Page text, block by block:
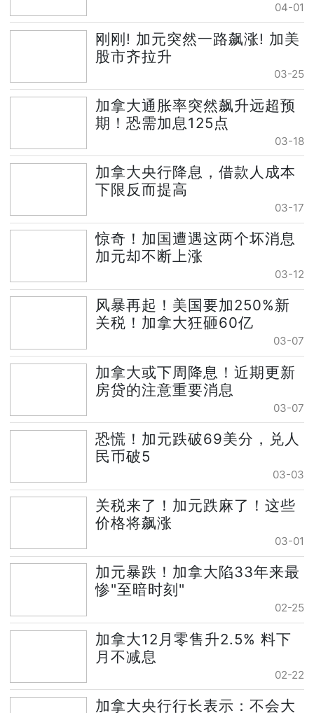
04-01
刚刚! 加元突然一路飙涨! 加美
股市齐拉升
03-25
加拿大通胀率突然飙升远超预
期！恐需加息125点
03-18
加拿大央行降息，借款人成本
下限反而提高
03-17
惊奇！加国遭遇这两个坏消息
加元却不断上涨
03-12
风暴再起！美国要加250%新
关税！加拿大狂砸60亿
03-07
加拿大或下周降息！近期更新
房贷的注意重要消息
03-07
恐慌！加元跌破69美分，兑人
民币破5
03-03
关税来了！加元跌麻了！这些
价格将飙涨
03-01
加元暴跌！加拿大陷33年来最
惨"至暗时刻"
02-25
加拿大12月零售升2.5% 料下
月不减息
02-22
加拿大央行行长表示：不会大